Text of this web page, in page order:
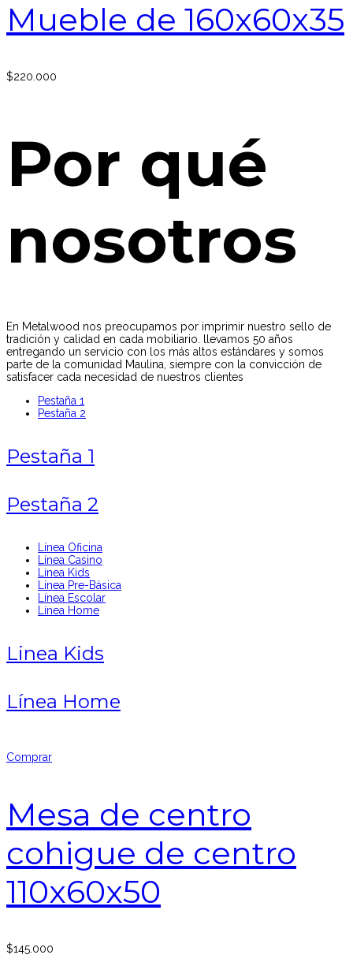
Mueble de 160x60x35
$220.000
Por qué
nosotros
En Metalwood nos preocupamos por imprimir nuestro sello de
tradición y calidad en cada mobiliario. llevamos 50 años
entregando un servicio con los más altos estándares y somos
parte de la comunidad Maulina, siempre con la convicción de
satisfacer cada necesidad de nuestros clientes
Pestaña 1
Pestaña 2
Pestaña 1
Pestaña 2
Línea Oficina
Línea Casino
Linea Kids
Línea Pre-Básica
Línea Escolar
Línea Home
Linea Kids
Línea Home
Comprar
Mesa de centro
cohigue de centro
110x60x50
$145.000